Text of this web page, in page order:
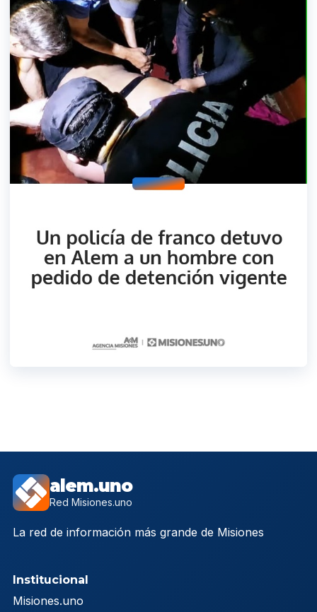
alem.uno
Red Misiones.uno
La red de información más grande de Misiones
Institucional
Misiones.uno